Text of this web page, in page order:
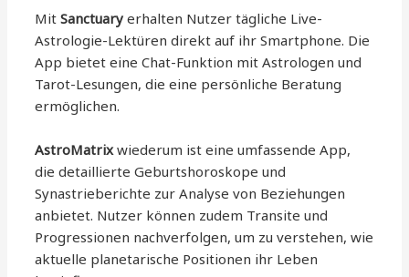
MitSanctuary erhalten Nutzer tägliche Live-
Astrologie-Lektüren direkt auf ihr Smartphone. Die
App bietet eine Chat-Funktion mit Astrologen und
Tarot-Lesungen, die eine persönliche Beratung
ermöglichen.
AstroMatrixwiederum ist eine umfassende App,
die detaillierte Geburtshoroskope und
Synastrieberichte zur Analyse von Beziehungen
anbietet. Nutzer können zudem Transite und
Progressionen nachverfolgen, um zu verstehen, wie
aktuelle planetarische Positionen ihr Leben